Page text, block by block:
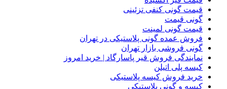
قیمت گونی کنفی تزئینی
گونی قیمت
قیمت گونی لمینت
فروش عمده گونی پلاستیکی در تهران
گونی فروشی بازار تهران
نمایندگی فروش قیر پاسارگاد | خرید امروز
کیسه پلی اتیلن
خرید فروش کیسه پلاستیکی
کیسه و گونی پلاستیکی